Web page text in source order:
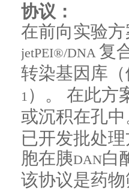
协议：
在前向实验
jetPEI®/DNA 复
转染基因库
1 ）。 在此方
或沉积在孔
已开发批处
胞在胰DAN白
该协议是药